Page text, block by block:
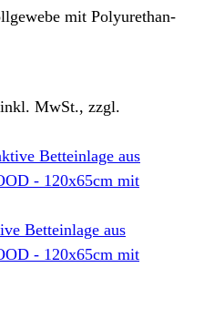
mit Polyurethan-
MwSt., zzgl.
Betteinlage aus
- 120x65cm mit